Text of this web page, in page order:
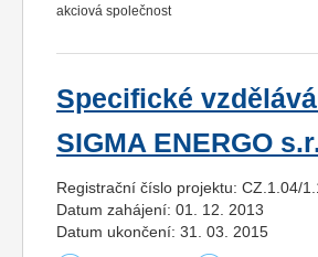
akciová společnost
Specifické
SIGMA ENERGO
Registrační číslo projektu: CZ.1.04/
Datum zahájení: 01. 12. 2013
Datum ukončení: 31. 03. 2015